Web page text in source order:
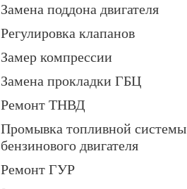
Замена поддона двигателя
Регулировка клапанов
Замер компрессии
Замена прокладки ГБЦ
Ремонт ТНВД
Промывка топливной системы
бензинового двигателя
Ремонт ГУР